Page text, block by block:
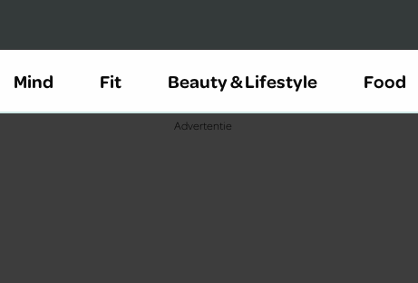
Mind Fit Beauty & Lifestyle Food